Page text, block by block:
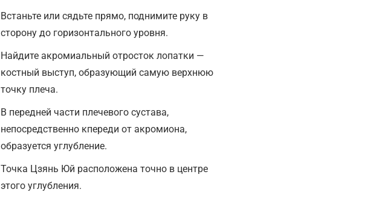
Встаньте или сядьте прямо, поднимите руку в
сторону до горизонтального уровня.
Найдите акромиальный отросток лопатки —
костный выступ, образующий самую верхнюю
точку плеча.
В передней части плечевого сустава,
непосредственно кпереди от акромиона,
образуется углубление.
Точка Цзянь Юй расположена точно в центре
этого углубления.